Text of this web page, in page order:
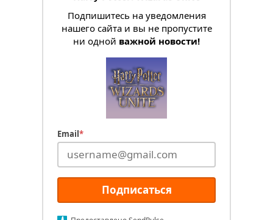
Подпишитесь на уведомления
нашего сайта и вы не пропустите
ни одной важной новости!
Email*
Подписаться